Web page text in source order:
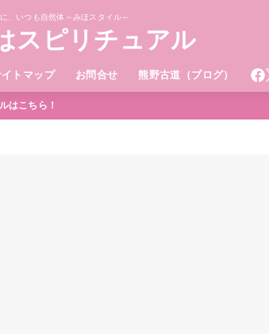
、いつも自然体～みほスタイル～
スピリチュアル
イトマップ お問合せ 熊野古道（ブログ）
はこちら！